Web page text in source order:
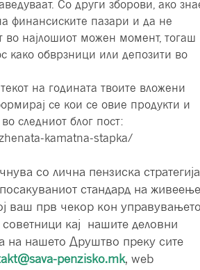
Со други зборови, ако
финансиските пазари и да не
во најлошиот можен момент, тогаш
како обврзници или депозити во
на годината твоите вложени
се кои се овие продукти и
следниот блог пост:
kamatna-stapka/
со лична пензиска
стандард на живеење
ваш прв чекор кон управувањето
кај нашите деловни
на нашето Друштво преку сите
penzisko.mk, web